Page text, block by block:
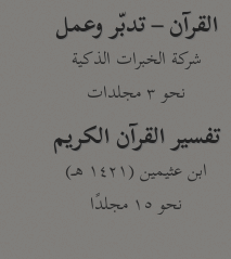
القرآن – تدبّر وعمل
شركة الخبرات الذكية
نحو ٣ مجلدات
تفسير القرآن الكريم
ابن عثيمين (١٤٢١ هـ)
نحو ١٥ مجلدًا